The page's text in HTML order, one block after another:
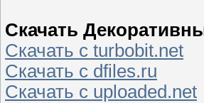
Скачать
Скачать с turbobit.net
Скачать с dfiles.ru
Скачать с uploaded.net